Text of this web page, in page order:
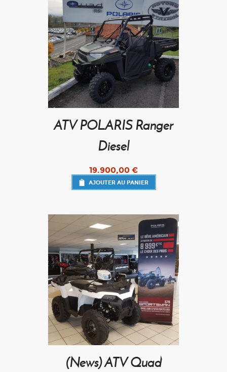
ATV POLARIS Ranger
Diesel
19.900,00 €
AJOUTER AU PANIER
(News) ATV Quad